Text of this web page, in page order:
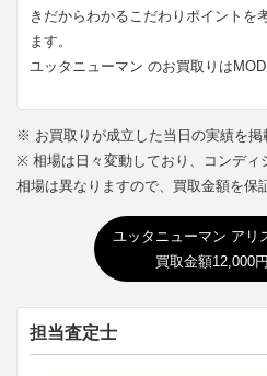
きだからわかるこだわりポイントを
ます。
ユッタニューマン のお買取りは
※ お買取りが成立した当日の実績を掲
※ 相場は日々変動しており、コンディ
相場は異なりますので、買取金額を保
ユッタニューマン アリ
買取金額12,000
担当査定士